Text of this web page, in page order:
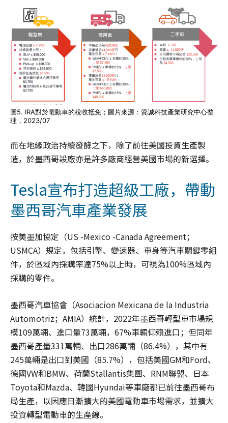
圖5. IRA對於電動車的稅收抵免；圖片來源：資誠科技產業研究中心整
理，2023/07
而在地緣政治持續發酵之下，除了前往美國投資生產製
造，於墨西哥設廠亦是許多廠商經營美國市場的新選擇。
Tesla宣布打造超級工廠，帶動
墨西哥汽車產業發展
按美墨加協定（US -Mexico -Canada Agreement；
USMCA）規定，包括引擎、變速器、車身等汽車關鍵零組
件，於區域內採購率達75%以上時，可視為100%區域內
採購的零件。
墨西哥汽車協會（Asociacion Mexicana de la Industria
Automotriz；AMIA）統計，2022年墨西哥輕型車市場規
模109萬輛、進口量73萬輛，67%車輛仰賴進口；但同年
墨西哥產量331萬輛、出口286萬輛（86.4%），其中有
245萬輛是出口到美國（85.7%），包括美國GM和Ford、
德國VW和BMW、荷蘭Stallantis集團、RNM聯盟、日本
Toyota和Mazda、韓國Hyundai等車廠都已前往墨西哥布
局生產，以因應日漸擴大的美國電動車市場需求，並擴大
投資轉型電動車的生產線。